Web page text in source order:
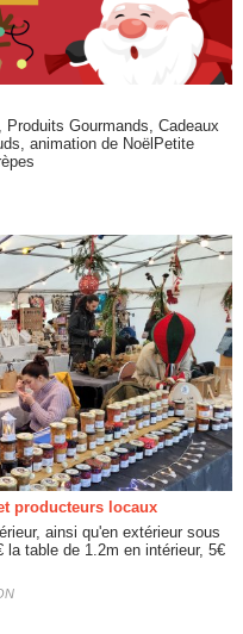
Gourmands, Cadeaux
animation de NoëlPetite
producteurs locaux
ainsi qu'en extérieur sous
table de 1.2m en intérieur, 5€